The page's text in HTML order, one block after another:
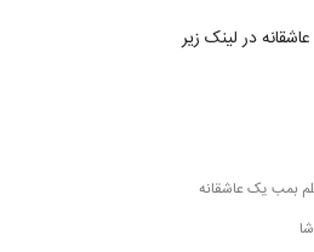
در لینک زیر
بمب یک عاشقانه